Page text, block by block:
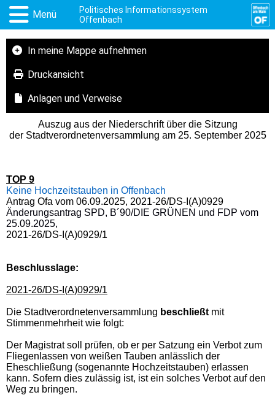
Menü
Politisches Informationssystem
Offenbach
In meine Mappe aufnehmen
Druckansicht
Anlagen und Verweise
Auszug aus der Niederschrift über die Sitzung
der Stadtverordnetenversammlung am 25. September 2025
TOP 9
Keine Hochzeitstauben in Offenbach
Antrag Ofa vom 06.09.2025, 2021-26/DS-I(A)0929
Änderungsantrag SPD, B´90/DIE GRÜNEN und FDP vom
25.09.2025,
2021-26/DS-I(A)0929/1
Beschlusslage:
2021-26/DS-I(A)0929/1
Die Stadtverordnetenversammlung beschließt mit
Stimmenmehrheit wie folgt:
Der Magistrat soll prüfen, ob er per Satzung ein Verbot zum
Fliegenlassen von weißen Tauben anlässlich der
Eheschließung (sogenannte Hochzeitstauben) erlassen
kann. Sofern dies zulässig ist, ist ein solches Verbot auf den
Weg zu bringen.